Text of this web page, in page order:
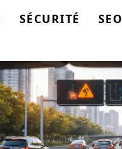
SÉCURITÉ SEO